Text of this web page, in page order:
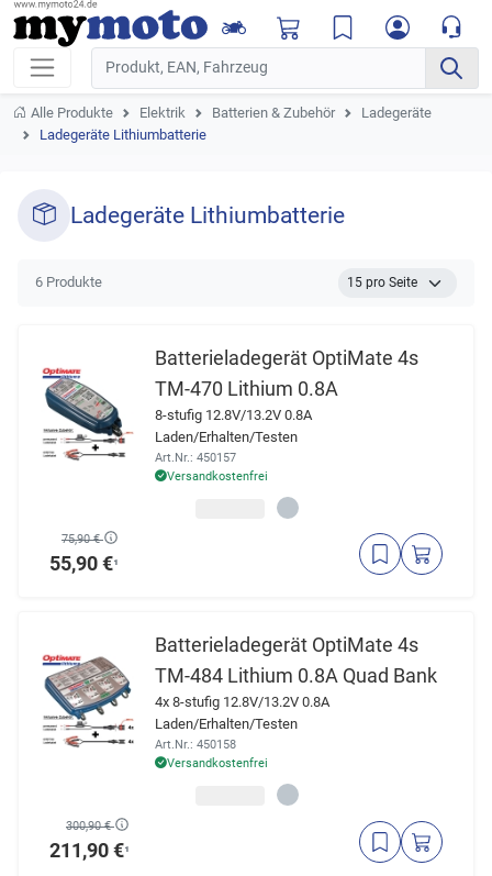
Alle Produkte Elektrik Batterien & Zubehör
Ladegeräte
Ladegeräte Lithiumbatterie
Ladegeräte Lithiumbatterie
6 Produkte
Batterieladegerät OptiMate 4s
TM-470 Lithium 0.8A
8-stufig 12.8V/13.2V 0.8A
Laden/Erhalten/Testen
Art.Nr.: 450157
Versandkostenfrei
75,90 €
55,90 €¹
Batterieladegerät OptiMate 4s
TM-484 Lithium 0.8A Quad Bank
4x 8-stufig 12.8V/13.2V 0.8A
Laden/Erhalten/Testen
Art.Nr.: 450158
Versandkostenfrei
300,90 €
211,90 €¹